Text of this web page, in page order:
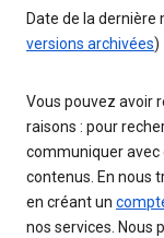
Date de la dernière
versions archivées)
Vous pouvez avoir
raisons : pour
communiquer avec
contenus. En nous
en créant un
nos services. Nous